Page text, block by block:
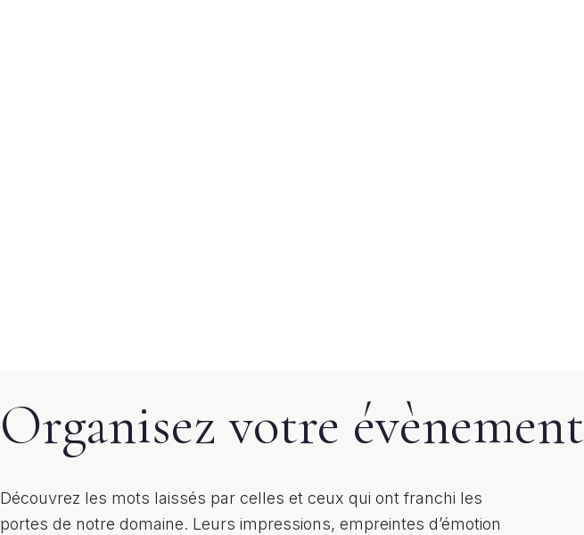
Organisez votre évènement
Découvrez les mots laissés par celles et ceux qui ont franchi les
portes de notre domaine. Leurs impressions, empreintes d’émotion